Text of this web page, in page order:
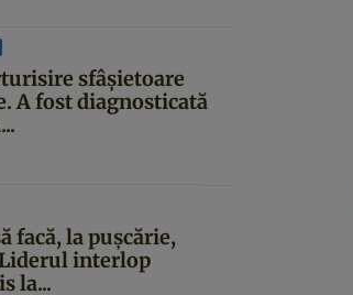
sfâșietoare
A fost diagnosticată
facă, la pușcărie,
interlop
la...